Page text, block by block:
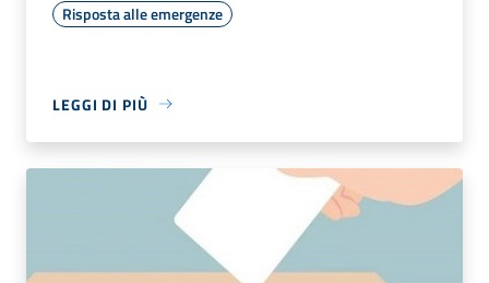
Risposta alle emergenze
LEGGI DI PIÙ